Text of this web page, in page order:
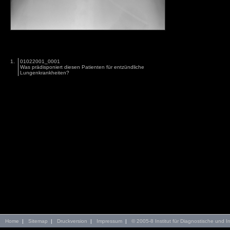
1.
01022001_0001
Was prädisponiert diesen Patienten für entzündliche
Lungenkrankheiten?
Home | Sitemap | Druckversion | Impressum | © 2005-8 Institut für Diagnostische und